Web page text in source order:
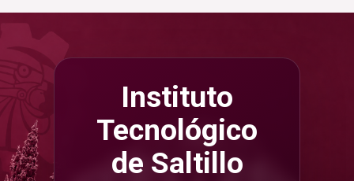
Instituto
Tecnológico
de Saltillo